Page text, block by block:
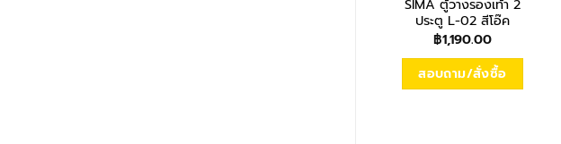
SIMA ตู้วางรองเท้า 2
ประตู L-02 สีโอ๊ค
฿1,190.00
สอบถาม/สั่งซื้อ